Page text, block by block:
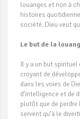
louanges et non à
histoires
société. Dieu veut
Le but de la
Il y a un but spirituel
croyant de
dans les voies de
d’intelligence et de
plutôt que de
servent qu’à le